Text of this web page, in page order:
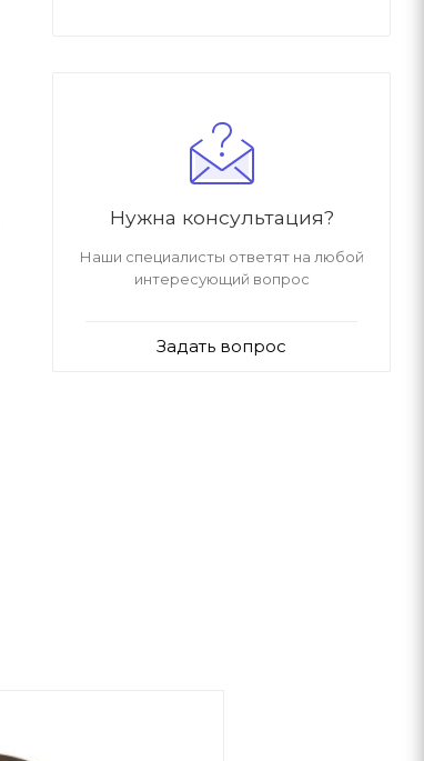
Нужна консультация?
Наши специалисты ответят на любой
интересующий вопрос
Задать вопрос